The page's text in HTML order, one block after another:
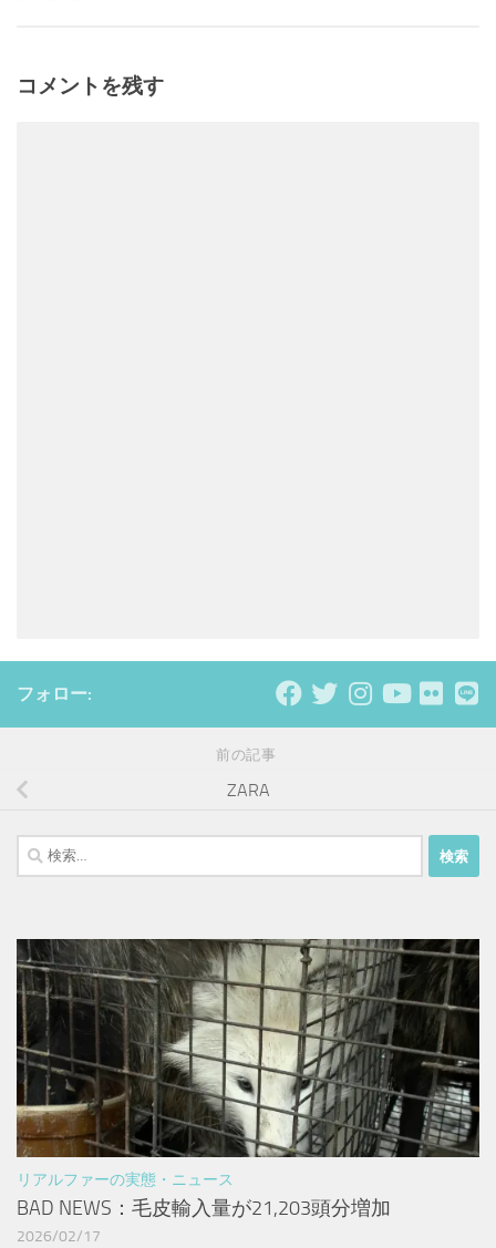
コメントを残す
フォロー:
前の記事
ZARA
検
索:
リアルファーの実態・ニュース
BAD NEWS：毛皮輸入量が21,203頭分増加
2026/02/17